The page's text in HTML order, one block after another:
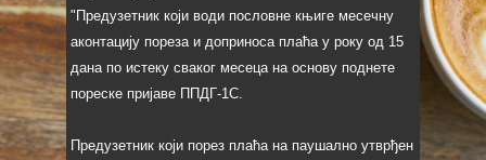
"Предузетник који води пословне књиге месечну
аконтацију пореза и доприноса плаћа у року од 15
дана по истеку сваког месеца на основу поднете
пореске пријаве ППДГ-1С.
Предузетник који порез плаћа на паушално утврђен